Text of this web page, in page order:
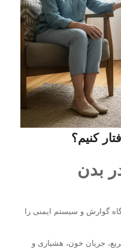
کنیم؟
بدن
گوارش و سیستم ایمنی را
جریان خون، هشیاری و